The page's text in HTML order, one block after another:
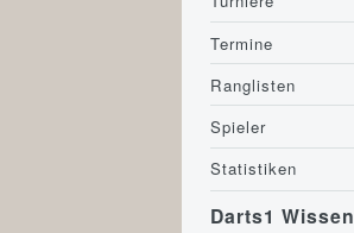
Termine
Ranglisten
Spieler
Statistiken
Darts1 Wissen